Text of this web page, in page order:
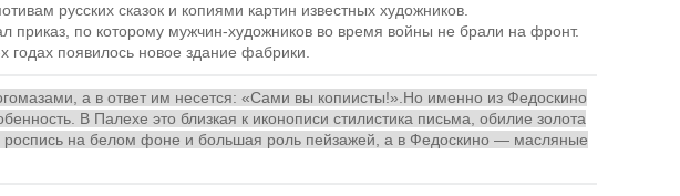
русских сказок и копиями картин известных художников.
приказ, по которому мужчин-художников во время войны не брали на фронт.
появилось новое здание фабрики.
а в ответ им несется: «Сами вы копиисты!».Но именно из Федоскино
В Палехе это близкая к иконописи стилистика письма, обилие золота
на белом фоне и большая роль пейзажей, а в Федоскино — масляные